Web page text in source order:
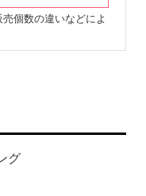
個数の違いなどによ
グ